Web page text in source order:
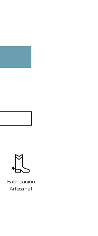
Fabricación
Artesanal